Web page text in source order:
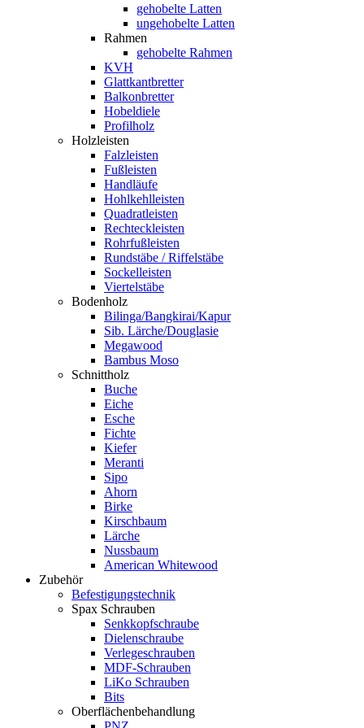
gehobelte Latten
ungehobelte Latten
Rahmen
gehobelte Rahmen
KVH
Glattkantbretter
Balkonbretter
Hobeldiele
Profilholz
Holzleisten
Falzleisten
Fußleisten
Handläufe
Hohlkehlleisten
Quadratleisten
Rechteckleisten
Rohrfußleisten
Rundstäbe / Riffelstäbe
Sockelleisten
Viertelstäbe
Bodenholz
Bilinga/Bangkirai/Kapur
Sib. Lärche/Douglasie
Megawood
Bambus Moso
Schnittholz
Buche
Eiche
Esche
Fichte
Kiefer
Meranti
Sipo
Ahorn
Birke
Kirschbaum
Lärche
Nussbaum
American Whitewood
Zubehör
Befestigungstechnik
Spax Schrauben
Senkkopfschraube
Dielenschraube
Verlegeschrauben
MDF-Schrauben
LiKo Schrauben
Bits
Oberflächenbehandlung